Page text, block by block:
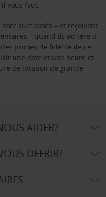
vous faut.
surclassés – et reçoivent
– quand ils adhèrent
primes de fidélité de ce
une date et une heure et
de location de grande
AIDER?
OFFRIR?